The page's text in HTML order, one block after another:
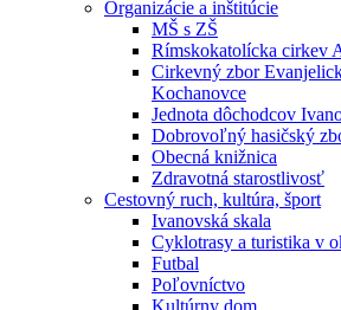
Organizácie a inštitúcie
MŠ s ZŠ
Rímskokatolícka cirkev
Cirkevný zbor
Kochanovce
Jednota dôchodcov
Dobrovoľný hasičský
Obecná knižnica
Zdravotná starostlivosť
Cestovný ruch, kultúra, šport
Ivanovská skala
Cyklotrasy a turistika v
Futbal
Poľovníctvo
Kultúrny dom